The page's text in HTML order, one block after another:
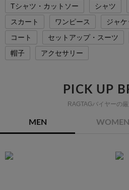
Tシャツ・カットソー シャツ
スカート
ワンピース ジャケ
コート
セットアップ・スーツ
帽子
アクセサリー
PICK UP
RAGTAGバイヤーの
MEN WOMEN